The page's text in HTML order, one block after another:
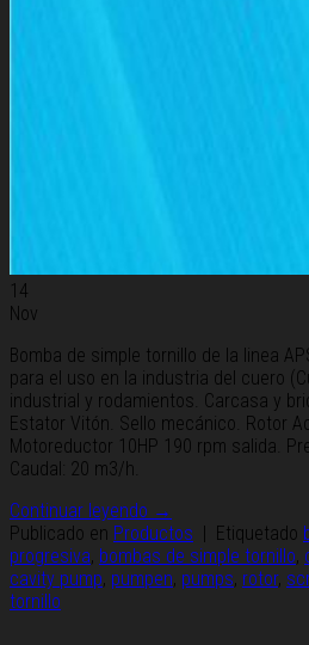
14
Nov
Bomba de simple tornillo de la linea
para el uso en la industria del cuero
industrial y rodamientos. Carcasa y
Estator Vitón. Sello mecánico. Rotor
Motoreductor 10HP 190 rpm salida.
Caudal: 20 m3/h.
Continuar leyendo →
Publicado en Productos | Etiquetado
progresiva, bombas de simple tornillo,
cavity pump, pumpen, pumps, rotor,
tornillo